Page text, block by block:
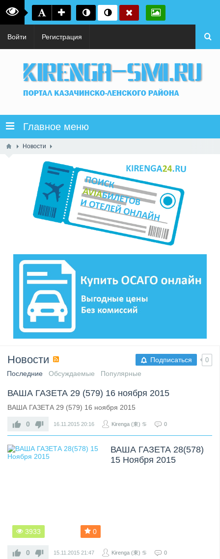
Войти Регистрация
Главное меню
Новости
Подписаться 0
Новости
Последние Обсуждаемые Популярные
ВАША ГАЗЕТА 29 (579) 16 ноября 2015
ВАША ГАЗЕТА 29 (579) 16 ноября 2015
0 16.11.2015 20:16 Kirenga (東) ♋ 0
3933 0
ВАША ГАЗЕТА 28(578)
15 Ноября 2015
0 15.11.2015 21:47 Kirenga (東) ♋ 0